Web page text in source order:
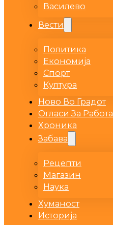
Василево
Вести
Политика
Економија
Спорт
Култура
Ново Во Градот
Огласи За Работа
Хроника
Забава
Рецепти
Магазин
Наука
Хуманост
Историја